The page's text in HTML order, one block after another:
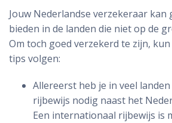
Jouw Nederlandse verzekeraar kan
bieden in de landen die niet op de
Om toch goed verzekerd te zijn,
tips volgen:
Allereerst heb je in veel
rijbewijs nodig naast het
Een internationaal rijbewijs is